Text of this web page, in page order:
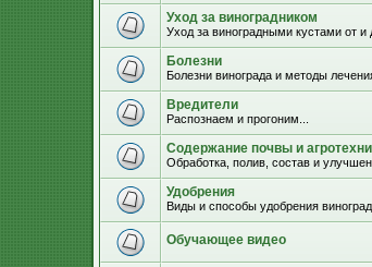
Уход за виноградником
Уход за виноградными кустами от и
Болезни
Болезни винограда и методы
Вредители
Распознаем и прогоним...
Содержание почвы и
Обработка, полив, состав и
Удобрения
Виды и способы удобрения
Обучающее видео